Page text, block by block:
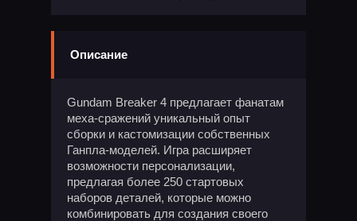
Описание
Gundam Breaker 4 предлагает фанатам
меха-сражений уникальный опыт
сборки и кастомизации собственных
Ганпла-моделей. Игра расширяет
возможности персонализации,
предлагая более 250 стартовых
наборов деталей, которые можно
комбинировать для создания своего